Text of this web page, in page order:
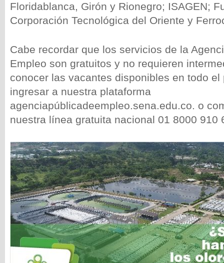
Floridablanca, Girón y Rionegro; ISAGEN;
Corporación Tecnológica del Oriente y
Cabe recordar que los servicios de la
Empleo son gratuitos y no requieren
conocer las vacantes disponibles en todo el
ingresar a nuestra plataforma
agenciapúblicadeempleo.sena.edu.co. o
nuestra línea gratuita nacional 01 8000 910